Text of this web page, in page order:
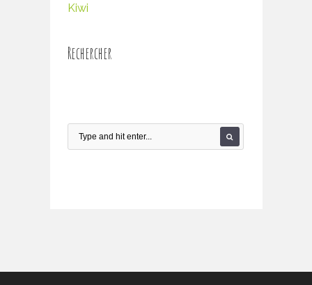
Kiwi
Rechercher